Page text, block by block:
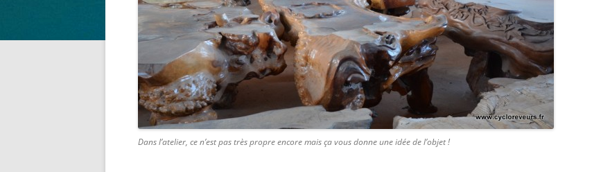
Dans l’atelier, ce n’est pas très propre encore mais ça vous donne une idée de l’objet !